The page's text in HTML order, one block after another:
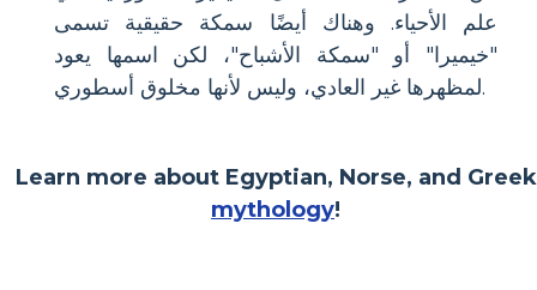
علم الأحياء. وهناك أيضًا سمكة حقيقية تسمى
"خيميرا" أو "سمكة الأشباح"، لكن اسمها يعود
لمظهرها غير العادي، وليس لأنها مخلوق أسطوري.
Learn more about Egyptian, Norse, and Greek
mythology!